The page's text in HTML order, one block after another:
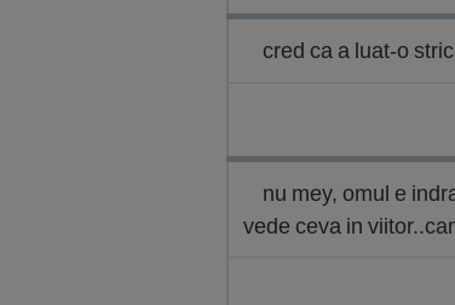
cred ca a luat-o
nu mey, omul e
vede ceva in